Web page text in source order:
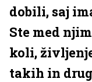
dobili, saj
Ste med
koli,
takih in